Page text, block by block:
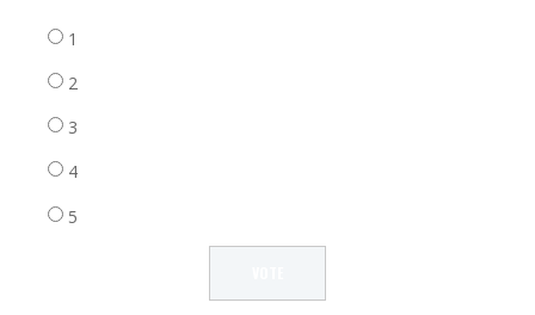
1
2
3
4
5